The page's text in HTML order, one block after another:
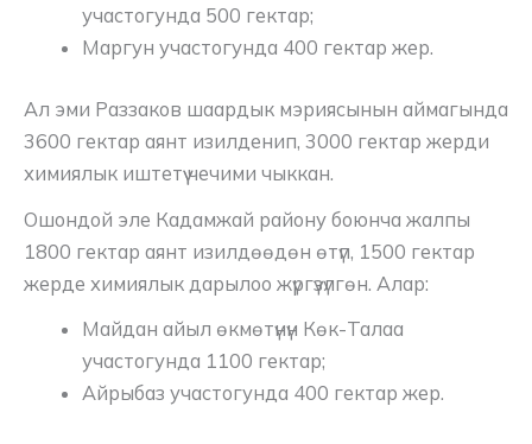
участогунда 500 гектар;
Маргун участогунда 400 гектар жер.
Ал эми Раззаков шаардык мэриясынын аймагында
3600 гектар аянт изилденип, 3000 гектар жерди
химиялык иштетүү чечими чыккан.
Ошондой эле Кадамжай району боюнча жалпы
1800 гектар аянт изилдөөдөн өтүп, 1500 гектар
жерде химиялык дарылоо жүргүзүлгөн. Алар:
Майдан айыл өкмөтүнүн Көк-Талаа
участогунда 1100 гектар;
Айрыбаз участогунда 400 гектар жер.